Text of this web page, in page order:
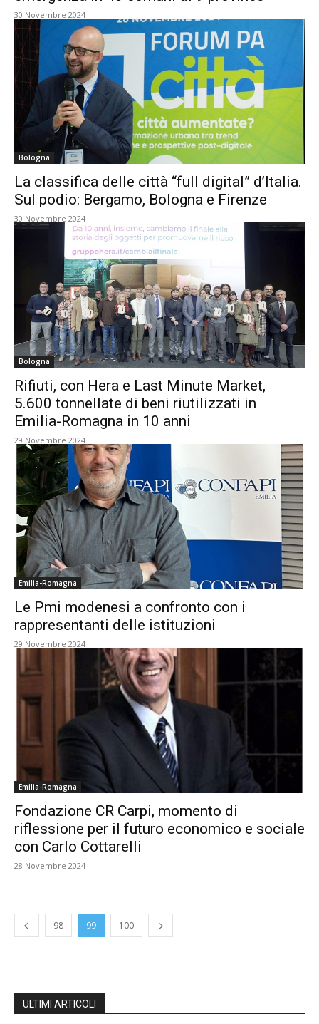
30 Novembre 2024
Bologna
La classifica delle città “full digital” d’Italia.
Sul podio: Bergamo, Bologna e Firenze
30 Novembre 2024
Bologna
Rifiuti, con Hera e Last Minute Market,
5.600 tonnellate di beni riutilizzati in
Emilia-Romagna in 10 anni
29 Novembre 2024
Emilia-Romagna
Le Pmi modenesi a confronto con i
rappresentanti delle istituzioni
29 Novembre 2024
Emilia-Romagna
Fondazione CR Carpi, momento di
riflessione per il futuro economico e sociale
con Carlo Cottarelli
28 Novembre 2024
98 99 100
ULTIMI ARTICOLI